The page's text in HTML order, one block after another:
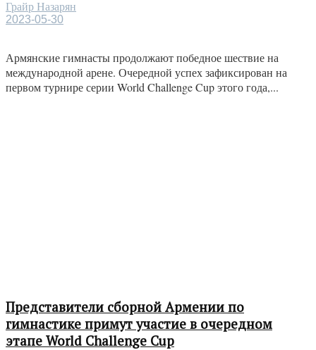
Грайр Назарян
2023-05-30
Армянские гимнасты продолжают победное шествие на
международной арене. Очередной успех зафиксирован на
первом турнире серии World Challenge Cup этого года,...
Представители сборной Армении по
гимнастике примут участие в очередном
этапе World Challenge Cup